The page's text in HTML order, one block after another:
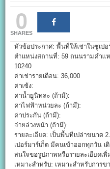
0
SHARES
หัวข้อประกาศ: พื้นที่ให้เช่าในซูเป
ตำแหน่งสถานที่: 59 ถนนรามคำเเ
10240
ค่าเช่ารายเดือน: 36,000
ค่าเซ้ง:
ค่าน้ำยูนิทละ (ถ้ามี):
ค่าไฟฟ้าหน่วยละ (ถ้ามี):
ค่าประกัน (ถ้ามี):
จ่ายล่วงหน้า (ถ้ามี):
รายละเอียด: เป็นพื้นที่เปล่าขนาด
เปอร์มาร์เก็ต มีคนเข้าออกทุกวัน เ
สนใจขอรูปภาพหรือรายละเอียดเ
เหมาะสำหรับ: เหมาะสำหรับการข